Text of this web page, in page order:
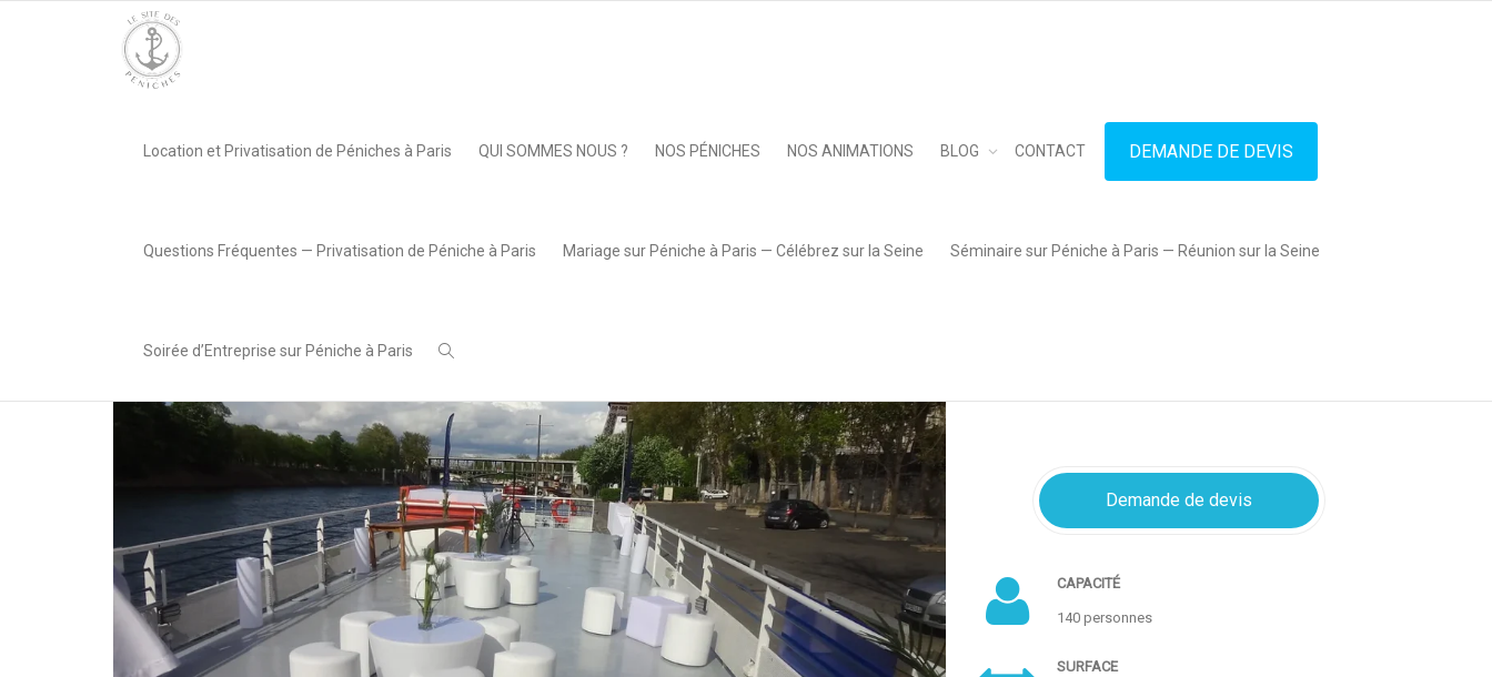
Location et Privatisation de Péniches à Paris QUI SOMMES NOUS ? NOS PÉNICHES NOS ANIMATIONS BLOG CONTACT DEMANDE DE DEVIS
Questions Fréquentes — Privatisation de Péniche à Paris Mariage sur Péniche à Paris — Célébrez sur la Seine Séminaire sur Péniche à Paris — Réunion sur la Seine
Soirée d’Entreprise sur Péniche à Paris
Privatisation Péniche Signature
Demande de devis
CAPACITÉ
140 personnes
SURFACE